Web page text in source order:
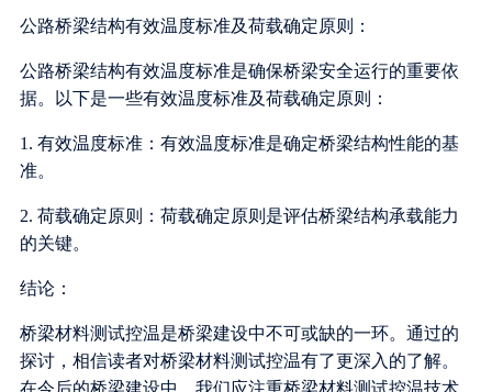
公路桥梁结构有效温度标准及荷载确定原则：
公路桥梁结构有效温度标准是确保桥梁安全运行的重要依
据。以下是一些有效温度标准及荷载确定原则：
1. 有效温度标准：有效温度标准是确定桥梁结构性能的基
准。
2. 荷载确定原则：荷载确定原则是评估桥梁结构承载能力
的关键。
结论：
桥梁材料测试控温是桥梁建设中不可或缺的一环。通过的
探讨，相信读者对桥梁材料测试控温有了更深入的了解。
在今后的桥梁建设中，我们应注重桥梁材料测试控温技术